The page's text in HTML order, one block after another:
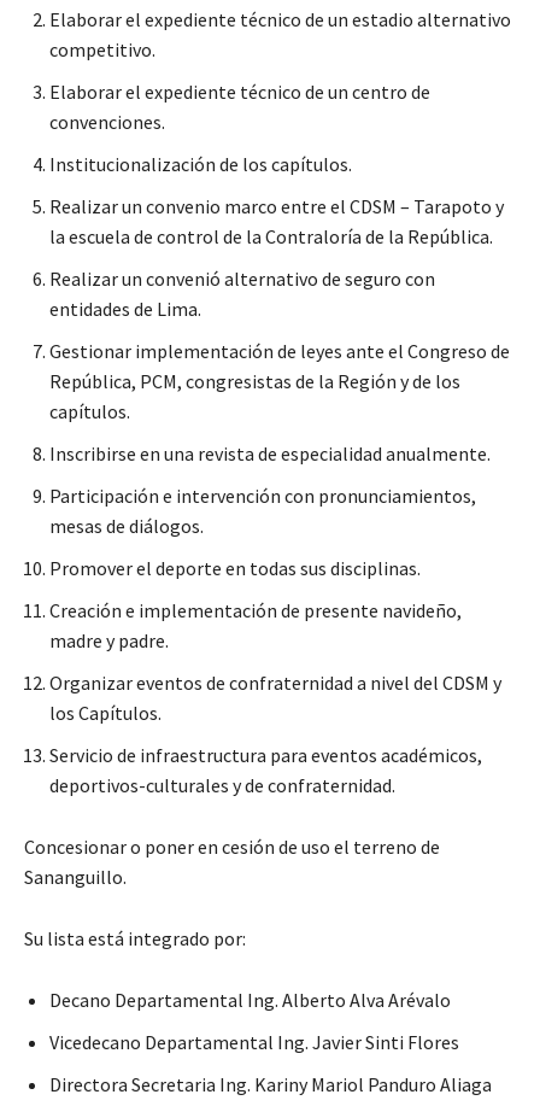
Elaborar el expediente técnico de un estadio alternativo
competitivo.
Elaborar el expediente técnico de un centro de
convenciones.
Institucionalización de los capítulos.
Realizar un convenio marco entre el CDSM – Tarapoto y
la escuela de control de la Contraloría de la República.
Realizar un convenió alternativo de seguro con
entidades de Lima.
Gestionar implementación de leyes ante el Congreso de
República, PCM, congresistas de la Región y de los
capítulos.
Inscribirse en una revista de especialidad anualmente.
Participación e intervención con pronunciamientos,
mesas de diálogos.
Promover el deporte en todas sus disciplinas.
Creación e implementación de presente navideño,
madre y padre.
Organizar eventos de confraternidad a nivel del CDSM y
los Capítulos.
Servicio de infraestructura para eventos académicos,
deportivos-culturales y de confraternidad.
Concesionar o poner en cesión de uso el terreno de
Sananguillo.
Su lista está integrado por:
Decano Departamental Ing. Alberto Alva Arévalo
Vicedecano Departamental Ing. Javier Sinti Flores
Directora Secretaria Ing. Kariny Mariol Panduro Aliaga